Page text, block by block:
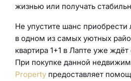
жизнью или получать
Не упустите шанс приобрести
в одном из самых уютных
квартира 1+1 в Лапте уже
При покупке данной
Property предоставляет